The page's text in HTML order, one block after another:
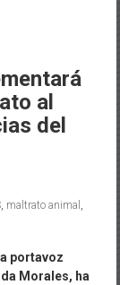
al
del
, maltrato animal
portavoz
Morales, ha